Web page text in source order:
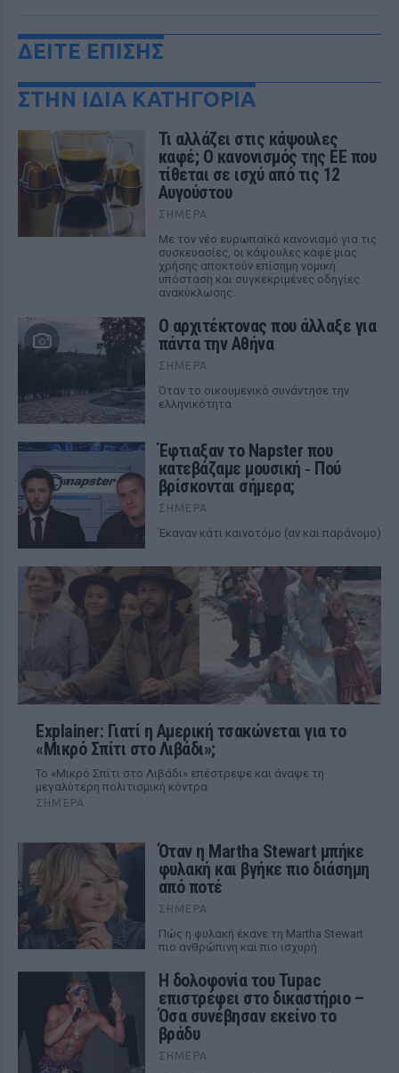
ΔΕΙΤΕ ΕΠΙΣΗΣ
ΣΤΗΝ ΙΔΙΑ ΚΑΤΗΓΟΡΙΑ
Τι αλλάζει στις κάψουλες
καφέ; Ο κανονισμός της ΕΕ που
τίθεται σε ισχύ από τις 12
Αυγούστου
ΣΉΜΕΡΑ
Με τον νέο ευρωπαϊκό κανονισμό για τις
συσκευασίες, οι κάψουλες καφέ μιας
χρήσης αποκτούν επίσημη νομική
υπόσταση και συγκεκριμένες οδηγίες
ανακύκλωσης.
Ο αρχιτέκτονας που άλλαξε για
πάντα την Αθήνα
ΣΉΜΕΡΑ
Όταν το οικουμενικό συνάντησε την
ελληνικότητα
Έφτιαξαν το Napster που
κατεβάζαμε μουσική ‑ Πού
βρίσκονται σήμερα;
ΣΉΜΕΡΑ
Έκαναν κάτι καινοτόμο (αν και παράνομο)
Explainer: Γιατί η Αμερική τσακώνεται για το
«Μικρό Σπίτι στο Λιβάδι»;
Το «Μικρό Σπίτι στο Λιβάδι» επέστρεψε και άναψε τη
μεγαλύτερη πολιτισμική κόντρα
ΣΉΜΕΡΑ
Όταν η Martha Stewart μπήκε
φυλακή και βγήκε πιο διάσημη
από ποτέ
ΣΉΜΕΡΑ
Πώς η φυλακή έκανε τη Martha Stewart
πιο ανθρώπινη και πιο ισχυρή
Η δολοφονία του Tupac
επιστρέφει στο δικαστήριο –
Όσα συνέβησαν εκείνο το
βράδυ
ΣΉΜΕΡΑ